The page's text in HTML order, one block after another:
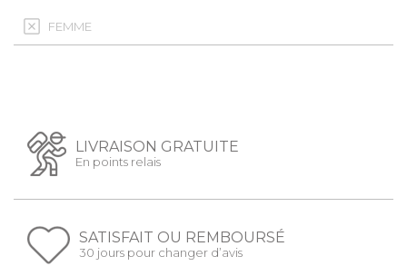
FEMME
LIVRAISON GRATUITE
En points relais
SATISFAIT OU REMBOURSÉ
30 jours pour changer d’avis